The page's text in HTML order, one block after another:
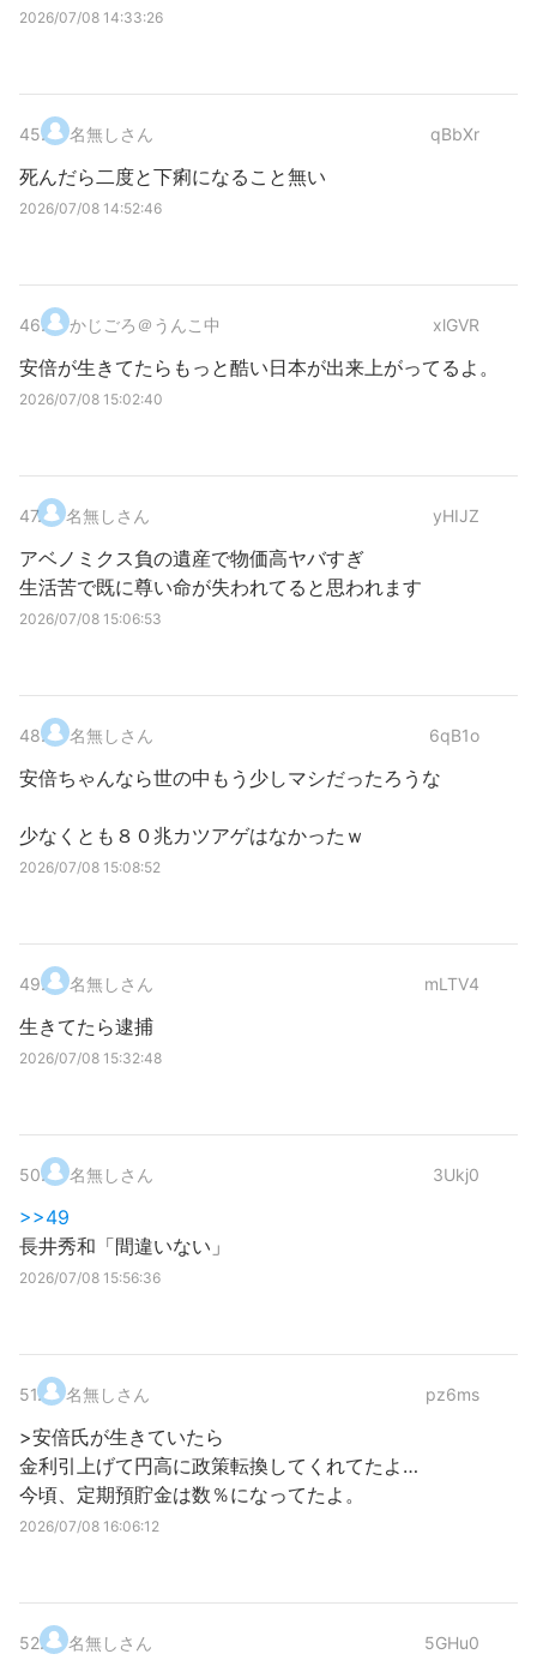
2026/07/08 14:33:26
45. 名無しさん qBbXr
死んだら二度と下痢になること無い
2026/07/08 14:52:46
46. かじごろ＠うんこ中 xlGVR
安倍が生きてたらもっと酷い日本が出来上がってるよ。
2026/07/08 15:02:40
47. 名無しさん yHIJZ
アベノミクス負の遺産で物価高ヤバすぎ
生活苦で既に尊い命が失われてると思われます
2026/07/08 15:06:53
48. 名無しさん 6qB1o
安倍ちゃんなら世の中もう少しマシだったろうな
少なくとも８０兆カツアゲはなかったｗ
2026/07/08 15:08:52
49. 名無しさん mLTV4
生きてたら逮捕
2026/07/08 15:32:48
50. 名無しさん 3Ukj0
>>49
長井秀和「間違いない」
2026/07/08 15:56:36
51. 名無しさん pz6ms
>安倍氏が生きていたら
金利引上げて円高に政策転換してくれてたよ…
今頃、定期預貯金は数％になってたよ。
2026/07/08 16:06:12
52. 名無しさん 5GHu0